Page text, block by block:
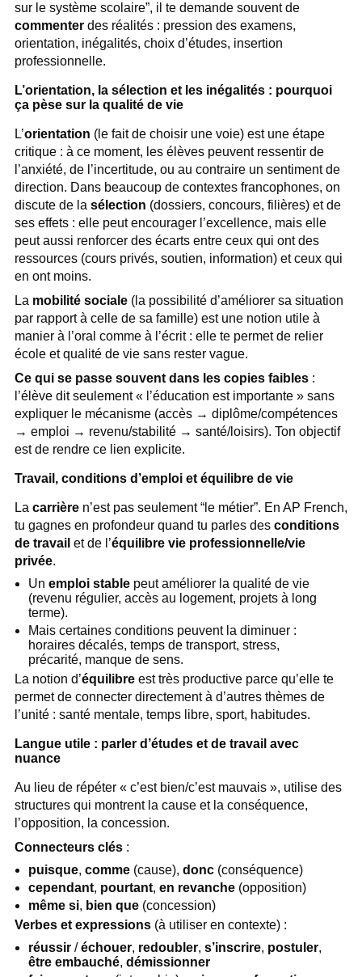
sur le système scolaire”, il te demande souvent de
commenterdes réalités : pression des examens,
orientation, inégalités, choix d’études, insertion
professionnelle.
L’orientation, la sélection et les inégalités : pourquoi
ça pèse sur la qualité de vie
L’orientation (le fait de choisir une voie) est une étape
critique : à ce moment, les élèves peuvent ressentir de
l’anxiété, de l’incertitude, ou au contraire un sentiment de
direction. Dans beaucoup de contextes francophones, on
discute de la sélection (dossiers, concours, filières) et de
ses effets : elle peut encourager l’excellence, mais elle
peut aussi renforcer des écarts entre ceux qui ont des
ressources (cours privés, soutien, information) et ceux qui
en ont moins.
La mobilité sociale(la possibilité d’améliorer sa situation
par rapport à celle de sa famille) est une notion utile à
manier à l’oral comme à l’écrit : elle te permet de relier
école et qualité de vie sans rester vague.
Ce qui se passe souvent dans les copies faibles:
l’élève dit seulement « l’éducation est importante » sans
expliquer le mécanisme (accès → diplôme/compétences
→ emploi → revenu/stabilité → santé/loisirs). Ton objectif
est de rendre ce lien explicite.
Travail, conditions d’emploi et équilibre de vie
La carrièren’est pas seulement “le métier”. En AP French,
tu gagnes en profondeur quand tu parles des conditions
de travail et de l’équilibre vie professionnelle/vie
privée.
Unemploi stable peut améliorer la qualité de vie
(revenu régulier, accès au logement, projets à long
terme).
Mais certaines conditions peuvent la diminuer :
horaires décalés, temps de transport, stress,
précarité, manque de sens.
La notion d’équilibreest très productive parce qu’elle te
permet de connecter directement à d’autres thèmes de
l’unité : santé mentale, temps libre, sport, habitudes.
Langue utile : parler d’études et de travail avec
nuance
Au lieu de répéter « c’est bien/c’est mauvais », utilise des
structures qui montrent la cause et la conséquence,
l’opposition, la concession.
Connecteurs clés:
puisque,comme (cause),donc (conséquence)
cependant, pourtant,en revanche (opposition)
même si, bien que (concession)
Verbes et expressions(à utiliser en contexte) :
réussir /échouer, redoubler,s’inscrire, postuler,
être embauché,démissionner